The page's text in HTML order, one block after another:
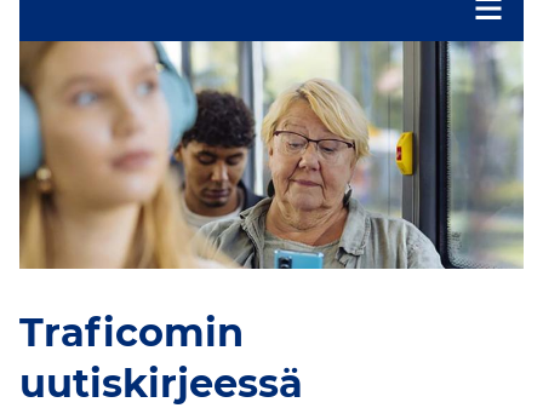
Traficomin
uutiskirjeessä